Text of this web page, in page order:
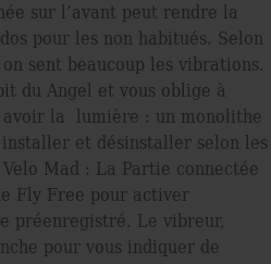
sur l’avant peut rendre la
pour les non habitués. Selon
sent beaucoup les vibrations.
du Angel et vous oblige à
la lumière : un monolithe
et désinstaller selon les
Mad : La Partie connectée
Fly Free pour activer
préenregistré. Le vibreur,
pour vous indiquer de